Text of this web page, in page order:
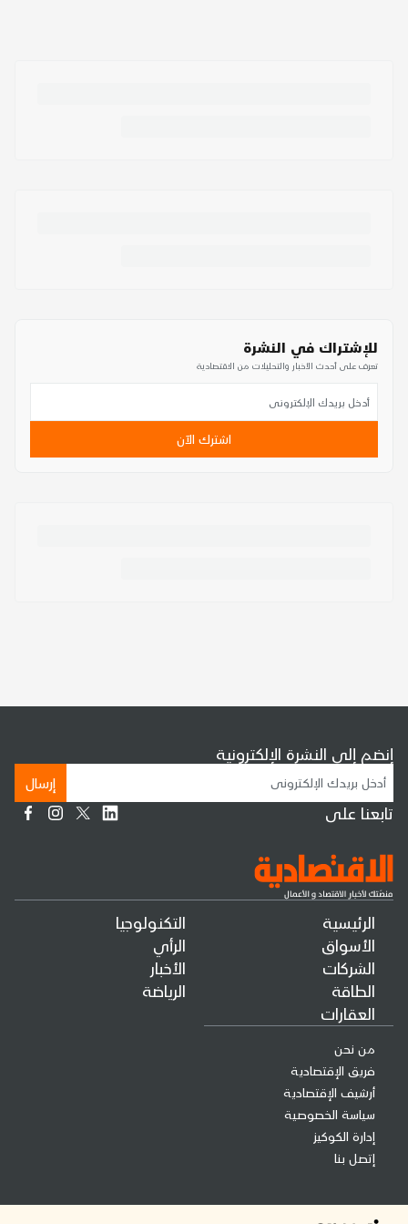
للإشتراك في النشرة
تعرف على أحدث الأخبار والتحليلات من الاقتصادية
اشترك الآن
الرئيسية
الأسواق
الشركات
الطاقة
العقارات
التكنولوجيا
الرأي
الأخبار
الرياضة
من نحن
فريق الإقتصادية
أرشيف الإقتصادية
سياسة الخصوصية
إدارة الكوكيز
إتصل بنا
إنضم إلى النشرة الإلكترونية
إرسال
تابعنا على